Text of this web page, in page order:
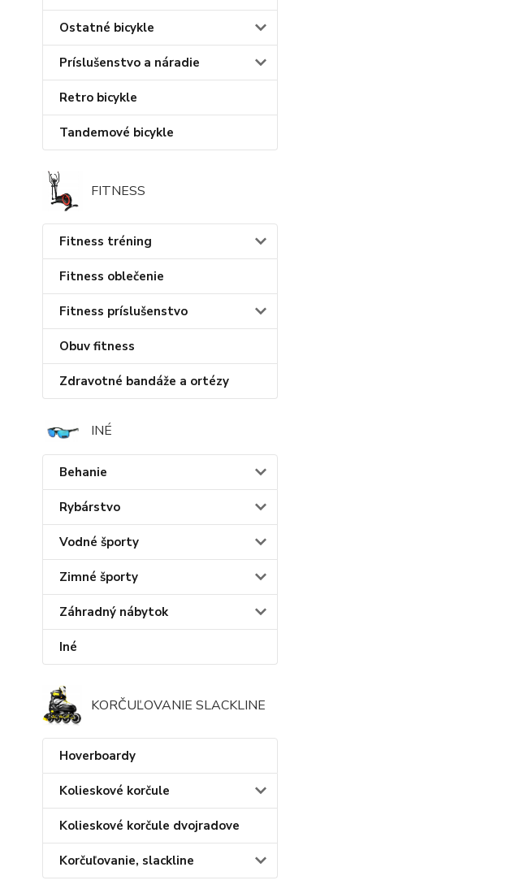
Ostatné bicykle
Príslušenstvo a náradie
Retro bicykle
Tandemové bicykle
FITNESS
Fitness tréning
Fitness oblečenie
Fitness príslušenstvo
Obuv fitness
Zdravotné bandáže a ortézy
INÉ
Behanie
Rybárstvo
Vodné športy
Zimné športy
Záhradný nábytok
Iné
KORČUĽOVANIE SLACKLINE
Hoverboardy
Kolieskové korčule
Kolieskové korčule dvojradove
Korčuľovanie, slackline